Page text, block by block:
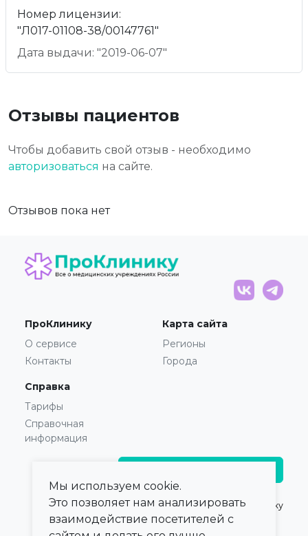
Номер лицензии:
"Л017-01108-38/00147761"
Дата выдачи: "2019-06-07"
Отзывы пациентов
Чтобы добавить свой отзыв - необходимо
авторизоваться на сайте.
Отзывов пока нет
ПроКлинику
О сервисе
Контакты
Карта сайта
Регионы
Города
Справка
Тарифы
Справочная
информация
© 2021 — 2026,ПроКлинику
Мы используем cookie.
Это позволяет нам анализировать
взаимодействие посетителей с